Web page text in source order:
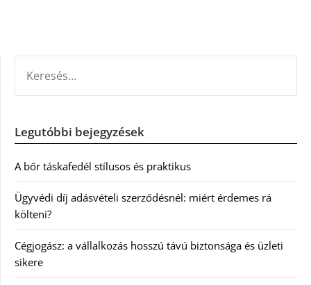
Legutóbbi bejegyzések
A bőr táskafedél stílusos és praktikus
Ügyvédi díj adásvételi szerződésnél: miért érdemes rá
költeni?
Cégjogász: a vállalkozás hosszú távú biztonsága és üzleti
sikere